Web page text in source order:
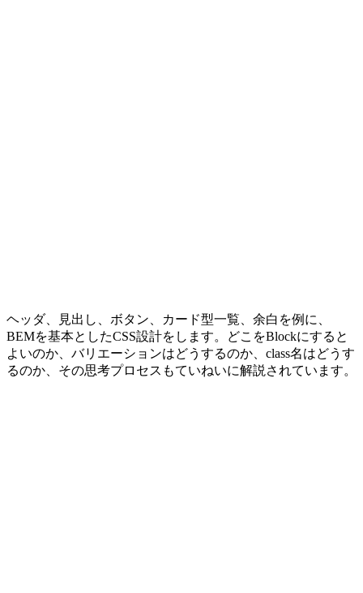
ヘッダ、見出し、ボタン、カード型一覧、余白を例に、
BEMを基本としたCSS設計をします。どこをBlockにすると
よいのか、バリエーションはどうするのか、class名はどうす
るのか、その思考プロセスもていねいに解説されています。